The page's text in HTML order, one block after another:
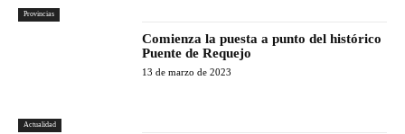
Provincias
Actualidad
Comienza la puesta a punto del histórico
Puente de Requejo
13 de marzo de 2023